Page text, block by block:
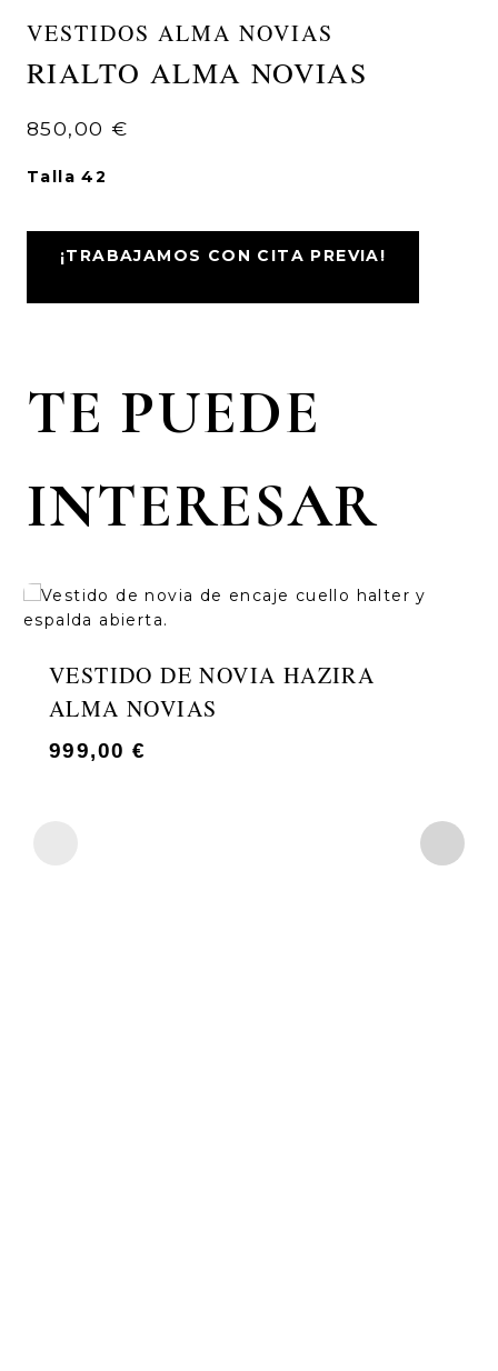
VESTIDOS ALMA NOVIAS
RIALTO ALMA NOVIAS
850,00 €
Talla 42
¡TRABAJAMOS CON CITA PREVIA!
TE PUEDE
INTERESAR
VESTIDO DE NOVIA HAZIRA
ALMA NOVIAS
999,00 €